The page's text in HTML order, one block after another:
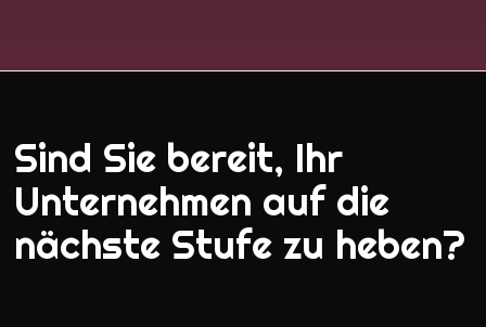
Sind Sie bereit, Ihr
Unternehmen auf die
nächste Stufe zu heben?